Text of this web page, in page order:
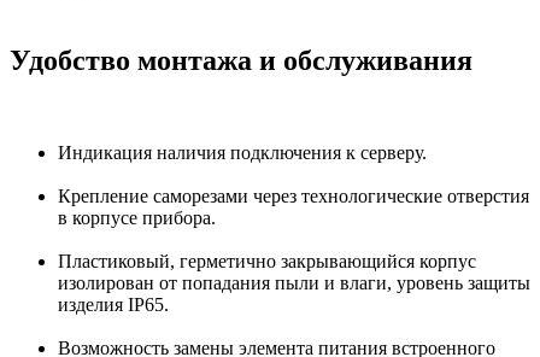
Удобство монтажа и обслуживания
Индикация наличия подключения к серверу.
Крепление саморезами через технологические отверстия
в корпусе прибора.
Пластиковый, герметично закрывающийся корпус
изолирован от попадания пыли и влаги, уровень защиты
изделия IP65.
Возможность замены элемента питания встроенного